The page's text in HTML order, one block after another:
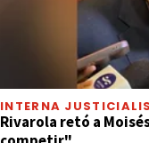
INTERNA
Rivarola retó a